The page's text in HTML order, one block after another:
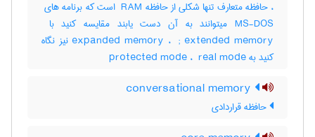
expanded memory ، ‎ ; extended memory نیز نگاه
کنید به ‎ protected mode ، ‎ real mode
حافظه قراردادی